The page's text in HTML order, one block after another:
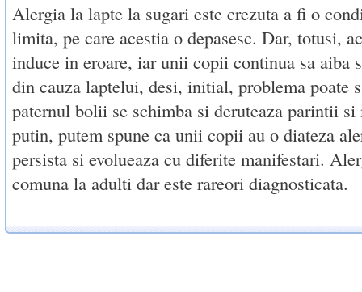
Alergia la lapte la sugari este crezuta a fi o
limita, pe care acestia o depasesc. Dar, totusi,
induce in eroare, iar unii copii continua sa aiba
din cauza laptelui, desi, initial, problema poate
paternul bolii se schimba si deruteaza parintii
putin, putem spune ca unii copii au o diateza
persista si evolueaza cu diferite manifestari.
comuna la adulti dar este rareori diagnosticata.